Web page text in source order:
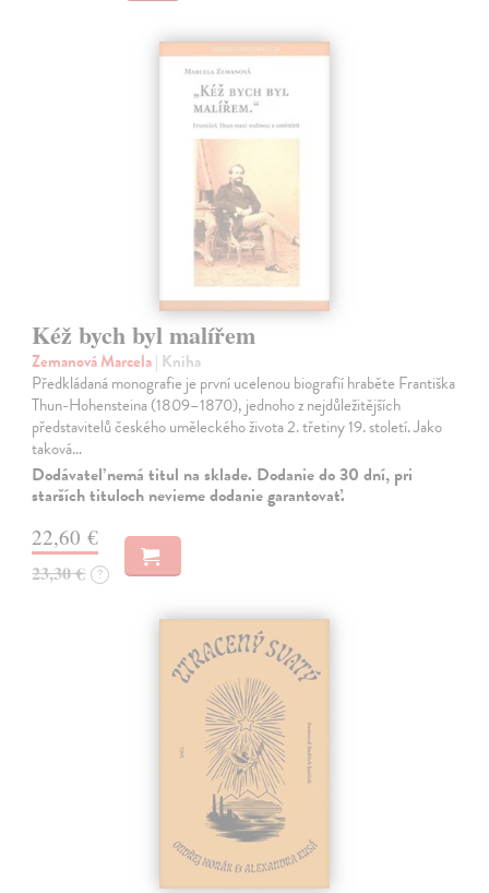
Kéž bych byl malířem
Zemanová Marcela| Kniha
Předkládaná monografie je první ucelenou biografií hraběte Františka
Thun-Hohensteina (1809–1870), jednoho z nejdůležitějších
představitelů českého uměleckého života 2. třetiny 19. století. Jako
taková…
Dodávateľ nemá titul na sklade. Dodanie do 30 dní, pri
starších tituloch nevieme dodanie garantovať.
22,60 €
23,30 € ?